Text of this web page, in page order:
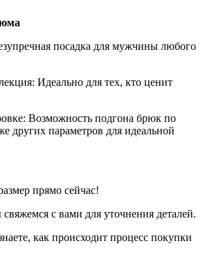
посадка для мужчины любого
Идеально для тех, кто ценит
Возможность подгона брюк по
других параметров для идеальной
прямо сейчас!
свяжемся с вами для уточнения деталей.
как происходит процесс покупки